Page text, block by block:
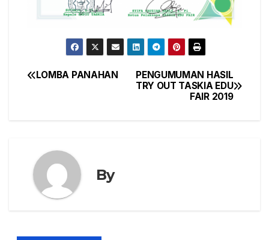
Post
PENGUMUMAN HASIL
TRY OUT TASKIA EDU
FAIR 2019
LOMBA PANAHAN
By